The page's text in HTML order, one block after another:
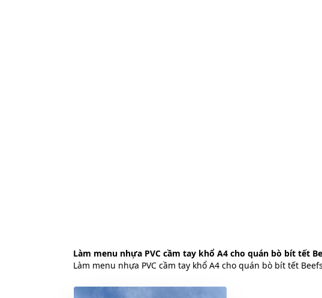
Làm menu nhựa PVC cầm tay khổ A4 cho quán bò bít tết
Làm menu nhựa PVC cầm tay khổ A4 cho quán bò bít tết